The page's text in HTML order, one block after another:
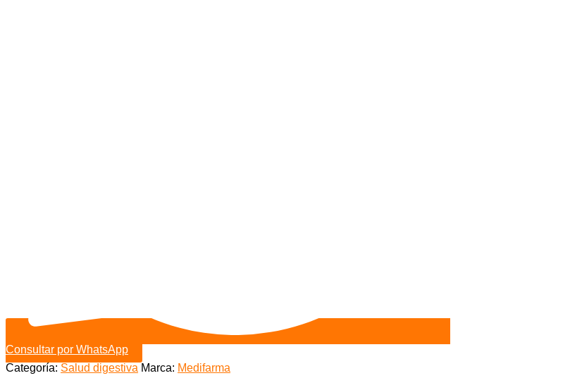
Consultar por WhatsApp
Categoría: Salud digestiva Marca: Medifarma